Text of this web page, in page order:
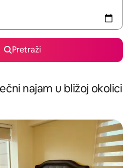
Pretraži
najam u bližoj okolici